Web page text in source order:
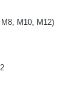
М10, М12)